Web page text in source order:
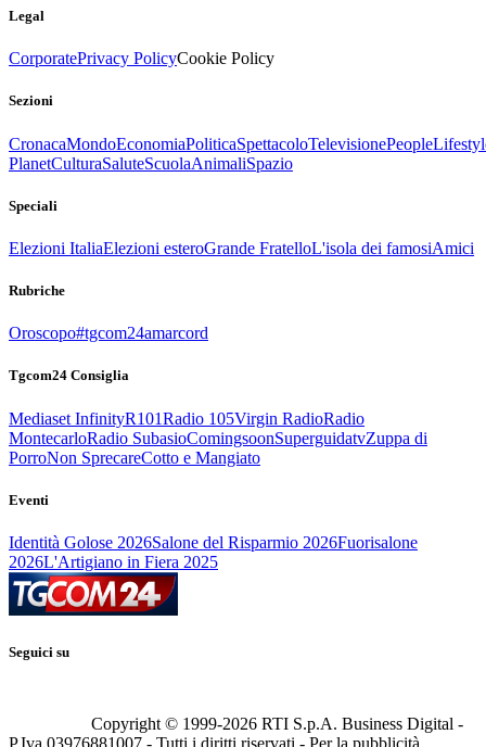
Legal
CorporatePrivacy PolicyCookie Policy
Sezioni
CronacaMondoEconomiaPoliticaSpettacoloTelevisionePeople
PlanetCulturaSaluteScuolaAnimaliSpazio
Speciali
Elezioni ItaliaElezioni esteroGrande FratelloL'isola dei famosiAmici
Rubriche
Oroscopo#tgcom24amarcord
Tgcom24 Consiglia
Mediaset InfinityR101Radio 105Virgin RadioRadio
MontecarloRadio SubasioComingsoonSuperguidatvZuppa di
PorroNon SprecareCotto e Mangiato
Eventi
Identità Golose 2026Salone del Risparmio 2026Fuorisalone
2026L'Artigiano in Fiera 2025
Seguici su
Copyright © 1999-2026 RTI S.p.A. Business Digital -